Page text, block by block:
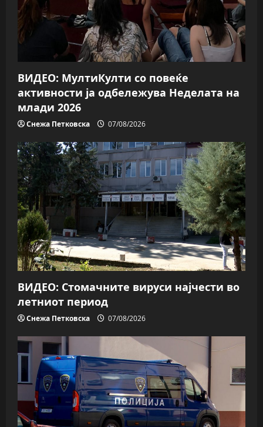
t
i
o
n
ВИДЕО: МултиКулти со повеќе
активности ја одбележува Неделата на
млади 2026
Снежа Петковска 07/08/2026
ВИДЕО: Стомачните вируси најчести во
летниот период
Снежа Петковска 07/08/2026